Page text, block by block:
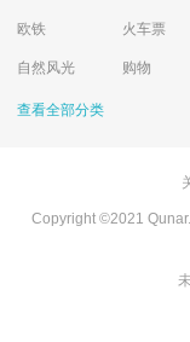
欧铁 火车票
自然风光 购物
查看全部分类
Copyright ©2021